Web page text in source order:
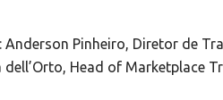
Anderson Pinheiro, Diretor de
dell’Orto, Head of Marketplace